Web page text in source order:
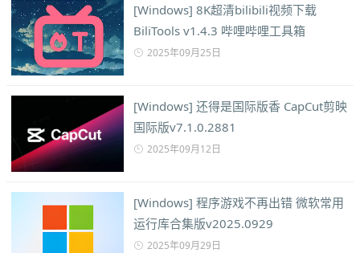
[Windows] 8K超清bilibili视频下载
BiliTools v1.4.3 哔哩哔哩工具箱
2025年09月25日
[Windows] 还得是国际版香 CapCut剪映
国际版v7.1.0.2881
2025年09月12日
[Windows] 程序游戏不再出错 微软常用
运行库合集版v2025.0929
2025年09月29日